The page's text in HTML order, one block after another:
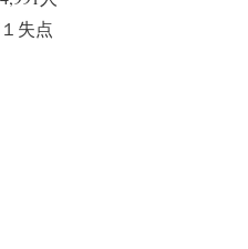
失点